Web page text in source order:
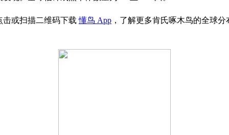
击或扫描二维码下载懂鸟 App ，了解更多肯氏啄木鸟的全球分